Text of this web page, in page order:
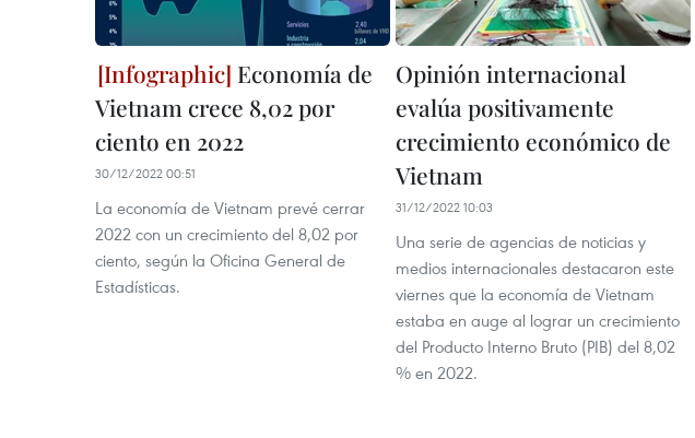
Economía de
Vietnam crece 8,02 por
ciento en 2022
30/12/2022 00:51
La economía de Vietnam prevé cerrar
2022 con un crecimiento del 8,02 por
ciento, según la Oficina General de
Estadísticas.
Opinión internacional
evalúa positivamente
crecimiento económico de
Vietnam
31/12/2022 10:03
Una serie de agencias de noticias y
medios internacionales destacaron este
viernes que la economía de Vietnam
estaba en auge al lograr un crecimiento
del Producto Interno Bruto (PIB) del 8,02
% en 2022.